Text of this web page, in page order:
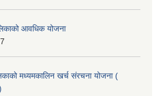
आवधिक योजना
मध्यमकालिन खर्च संरचना योजना (